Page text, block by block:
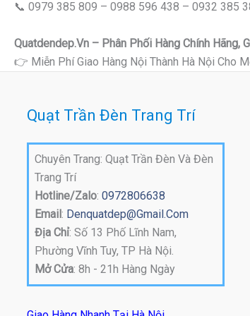
📞 0979 385 809 – 0988 596 438 – 0932 385
Quatdendep.vn – Phân Phối Hàng Chính Hãng,
👉 Miễn Phí Giao Hàng Nội Thành Hà Nội Cho
Quạt Trần Đèn Trang Trí
Chuyên Trang: Quạt Trần Đèn Và Đèn
Trang Trí
Hotline/Zalo: 0972806638
Email: Denquatdep@gmail.com
Địa Chỉ: Số 13 Phố Lĩnh Nam,
Phường Vĩnh Tuy, TP Hà Nội.
Mở Cửa: 8h - 21h Hàng Ngày